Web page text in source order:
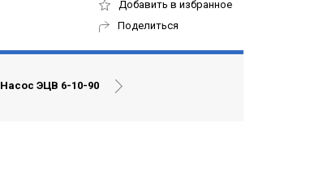
Добавить в избранное
Поделиться
Насос ЭЦВ 6-10-90